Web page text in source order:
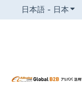
日本語 - 日本 翻